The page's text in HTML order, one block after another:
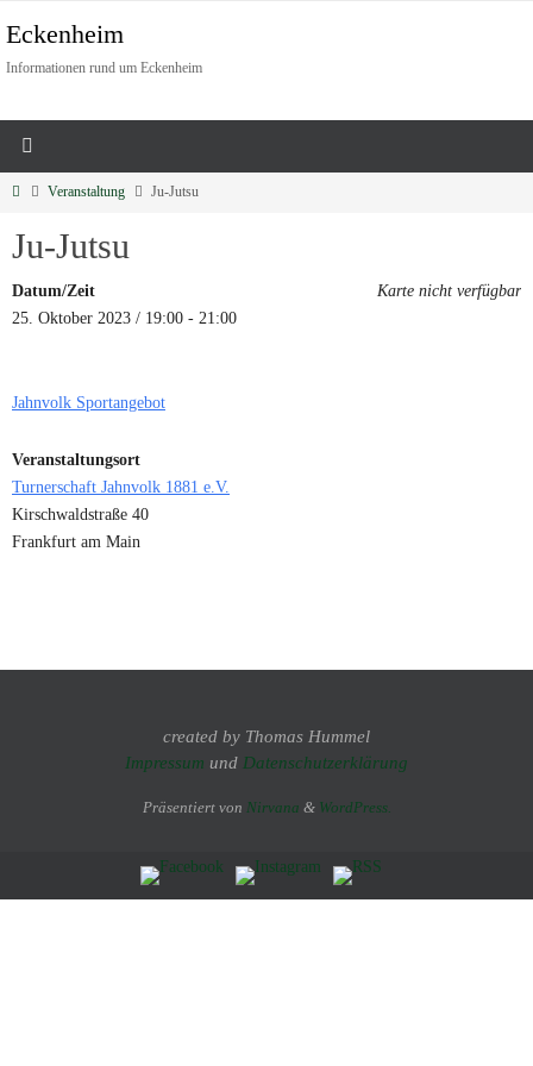
Eckenheim
Informationen rund um Eckenheim
Veranstaltung Ju-Jutsu
Ju-Jutsu
Karte nicht verfügbar
Datum/Zeit
25. Oktober 2023 / 19:00 - 21:00
Jahnvolk Sportangebot
Veranstaltungsort
Turnerschaft Jahnvolk 1881 e.V.
Kirschwaldstraße 40
Frankfurt am Main
created by Thomas Hummel
Impressum und Datenschutzerklärung
Präsentiert von Nirvana & WordPress.